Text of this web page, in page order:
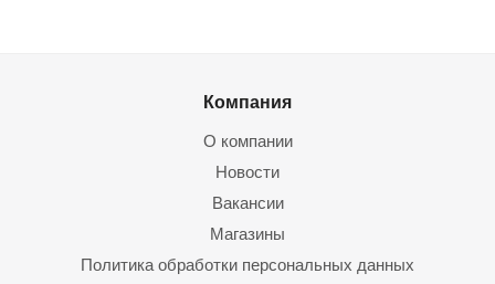
Компания
О компании
Новости
Вакансии
Магазины
Политика обработки персональных данных